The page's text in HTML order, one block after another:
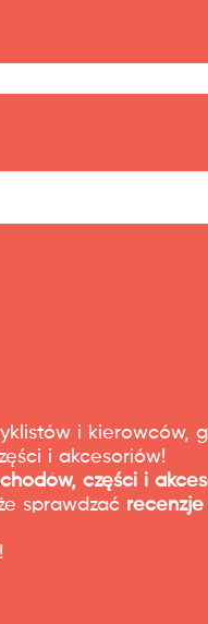
i kierowców,
i akcesoriów!
części i
sprawdzać